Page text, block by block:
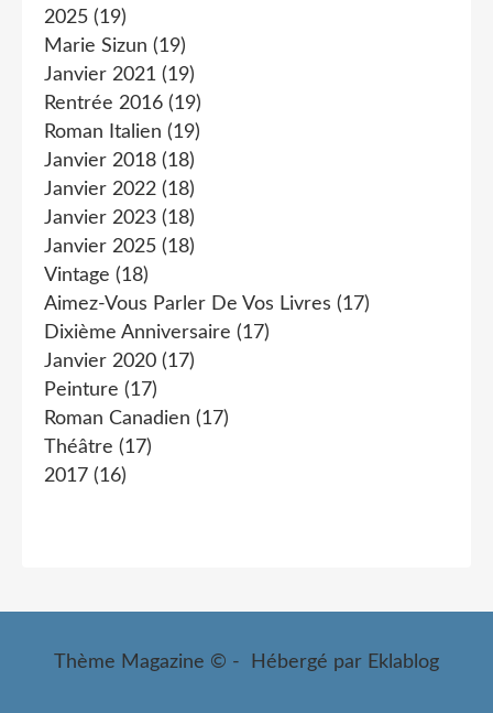
2025 (19)
Marie Sizun (19)
Janvier 2021 (19)
Rentrée 2016 (19)
Roman Italien (19)
Janvier 2018 (18)
Janvier 2022 (18)
Janvier 2023 (18)
Janvier 2025 (18)
Vintage (18)
Aimez-Vous Parler De Vos Livres (17)
Dixième Anniversaire (17)
Janvier 2020 (17)
Peinture (17)
Roman Canadien (17)
Théâtre (17)
2017 (16)
Thème Magazine © - Hébergé par Eklablog